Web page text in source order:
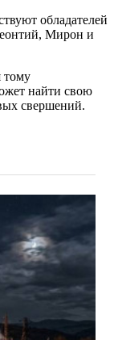
обладателей
Мирон и
тому
найти свою
свершений.